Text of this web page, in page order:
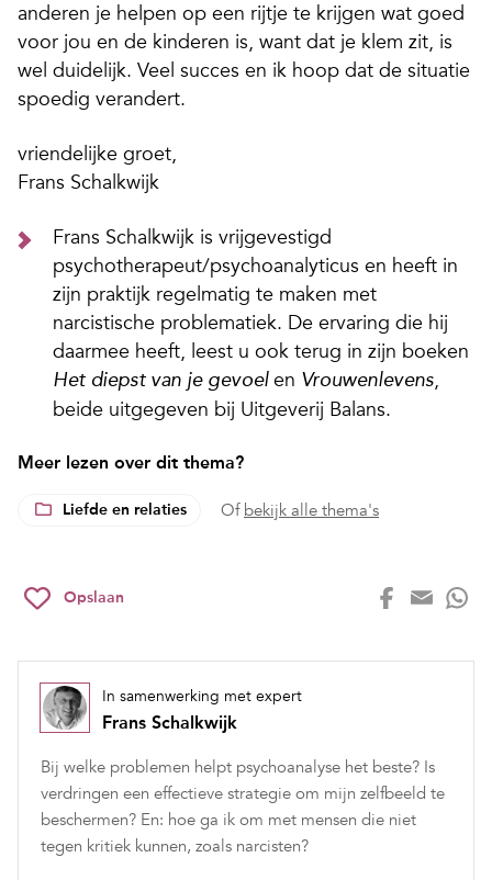
anderen je helpen op een rijtje te krijgen wat goed
voor jou en de kinderen is, want dat je klem zit, is
wel duidelijk. Veel succes en ik hoop dat de situatie
spoedig verandert.
vriendelijke groet,
Frans Schalkwijk
Frans Schalkwijk is vrijgevestigd
psychotherapeut/psychoanalyticus en heeft in
zijn praktijk regelmatig te maken met
narcistische problematiek. De ervaring die hij
daarmee heeft, leest u ook terug in zijn boeken
Het diepst van je gevoelen Vrouwenlevens,
beide uitgegeven bij Uitgeverij Balans.
Meer lezen over dit thema?
Liefde en relaties Of bekijk alle thema's
Opslaan
In samenwerking met expert
Frans Schalkwijk
Bij welke problemen helpt psychoanalyse het beste? Is
verdringen een effectieve strategie om mijn zelfbeeld te
beschermen? En: hoe ga ik om met mensen die niet
tegen kritiek kunnen, zoals narcisten?